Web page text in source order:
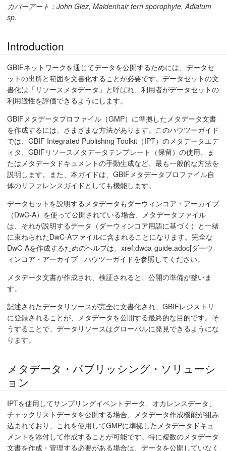
カバーアート：John Giez, Maidenhair fern sporophyte, Adiatum
sp.
Introduction
GBIFネットワークを通じてデータを公開するためには、データセ
ットの出所と範囲を文書化することが必要です。データセットの文
書化は「リソースメタデータ」と呼ばれ、利用者がデータセットの
利用適性を評価できるようにします。
GBIFメタデータプロファイル（GMP）に準拠したメタデータ文書
を作成するには、さまざまな方法があります。このハウツーガイド
では、GBIF Integrated Publishing Toolkit（IPT）のメタデータエデ
ィタ、GBIFリソースメタデータテンプレート（保留）の使用、ま
たはメタデータドキュメントの手動生成など、最も一般的な方法を
説明します。また、本ガイドは、GBIFメタデータプロファイル自
体のリファレンスガイドとしても機能します。
データセットを説明するメタデータもダーウィンコア・アーカイブ
（DwC-A）を使って公開されている場合、メタデータファイル
は、それが説明するデータ（ダーウィンコア用語に基づく）と一緒
に束ねられたDwC-Aファイルに含まれることになります。完全な
DwC-Aを作成するためのヘルプは、xref:dwca-guide.adoc[ダーウ
ィンコア・アーカイブ - ハウツーガイドを参照してください。
メタデータ文書が作成され、検証されると、公開の準備が整いま
す。
記述されたデータリソースが完全に文書化され、GBIFレジストリ
に登録されることが、メタデータを公開する最終的な目的です。そ
うすることで、データリソースはグローバルに発見できるようにな
ります。
メタデータ・パブリッシング・ソリューシ
ョン
IPTを使用してサンプリングイベントデータ、オカレンスデータ、
チェックリストデータを公開する場合、メタデータ作成機能が組み
込まれており、これを使用してGMPに準拠したメタデータドキュ
メントを添付して作成することが可能です。特に複数のメタデータ
文書を作成・管理する必要がある場合は、データを公開していなく